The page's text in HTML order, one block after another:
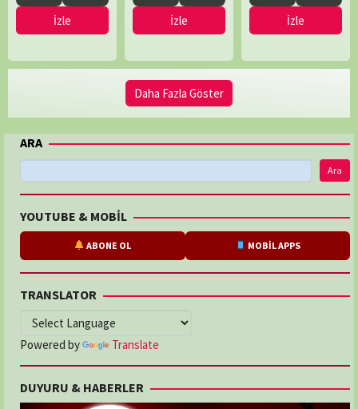
İzle İzle İzle
Daha Fazla Göster
ARA
Ara
YOUTUBE & MOBİL
ABONE OL MOBİL APPS
TRANSLATOR
Powered by Translate
DUYURU & HABERLER